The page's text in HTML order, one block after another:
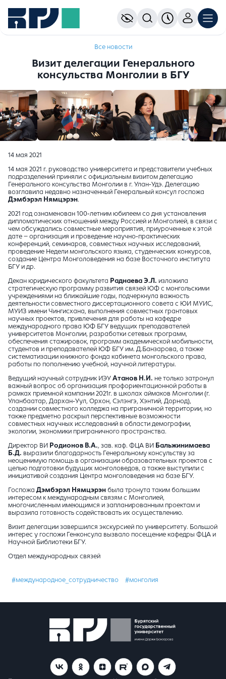
Все новости
Визит делегации Генерального
консульства Монголии в БГУ
14 мая 2021
14 мая 2021 г. руководство университета и представители учебных
подразделений приняли с официальным визитом делегацию
Генерального консульства Монголии в г. Улан-Удэ. Делегацию
возглавила недавно назначенный Генеральный консул госпожа
Дэмбэрэл Нямцэрэн.
2021 год ознаменован 100-летним юбилеем со дня установления
дипломатических отношений между Россией и Монголией, в связи с
чем обсуждались совместные мероприятия, приуроченные к этой
дате – организация и проведение научно-практических
конференций, семинаров, совместных научных исследований,
проведение Недели монгольского языка, студенческих конкурсов,
создание Центра Монголоведения на базе Восточного института
БГУ и др.
Декан юридического факультета Раднаева Э.Л. изложила
стратегическую программу развития связей ЮФ с монгольскими
учреждениями на ближайшие годы, подчеркнула важность
деятельности совместного диссертационного совета с ЮИ МУИС,
МУИЗ имени Чингисхана, выполнения совместных грантовых
научных проектов, привлечения для работы на кафедре
международного права ЮФ БГУ ведущих преподавателей
университетов Монголии, разработки сетевых программ,
обеспечения стажировок, программ академической мобильности,
студентов и преподавателей ЮФ БГУ им. Д.Банзарова, а также
систематизации книжного фонда кабинета монгольского права,
работы по пополнению учебной, научной литературы.
Ведущий научный сотрудник ИЭУ Атанов Н.И. не только затронул
важный вопрос об организация профориентационной работы в
рамках приемной кампании 2021г. в школах аймаков Монголии (г.
Уланбаатар, Дархан-Уул, Орхон, Сэлэнгэ, Хэнтий, Дорнод),
создании совместного колледжа на приграничной территории, но
также предметно раскрыл перспективные возможности
совместных научных исследований в области демографии,
экологии, экономики приграничного пространства.
Директор ВИ Родионов В.А., зав. каф. ФЦА ВИ Бальжинимаева
Б.Д. выразили благодарность Генеральному консульству за
неоценимую помощь в организации образовательных проектов с
целью подготовки будущих монголоведов, а также выступили с
инициативой создания Центра монголоведения на базе БГУ.
Госпожа Дэмбэрэл Нямцэрэн была тронута таким большим
интересом к международным связям с Монголией,
многочисленным имеющимся и запланированным проектам и
выразила готовность содействовать их осуществлению.
Визит делегации завершился экскурсией по университету. Большой
интерес у госпожи Генконсула вызвало посещение кафедры ФЦА и
Научной Библиотеки БГУ.
Отдел международных связей
#международное_сотрудничество #монголия